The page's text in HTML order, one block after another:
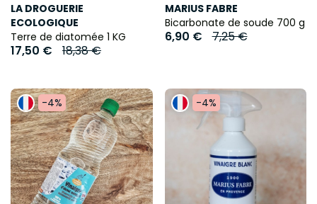
LA DROGUERIE
ECOLOGIQUE
Terre de diatomée 1 KG
17,50 € 18,38 €
MARIUS FABRE
Bicarbonate de soude 700 g
6,90 € 7,25 €
-4% -4%